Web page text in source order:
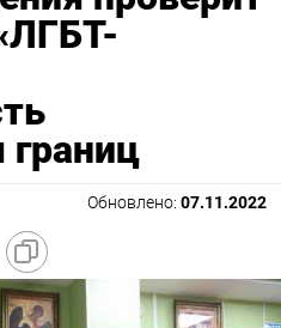
Обновлено: 07.11.2022